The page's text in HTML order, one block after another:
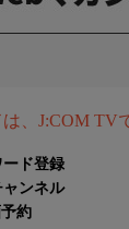
、J:COM TV
ード登録
ャンネル
約